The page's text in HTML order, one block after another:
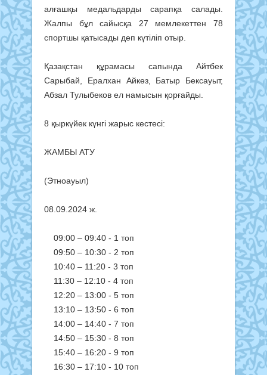
алғашқы медальдарды сарапқа салады.
Жалпы бұл сайысқа 27 мемлекеттен 78
спортшы қатысады деп күтіліп отыр.
Қазақстан құрамасы сапында Айтбек
Сарыбай, Ералхан Айкөз, Батыр Бексауыт,
Абзал Тулыбеков ел намысын қорғайды.
8 қыркүйек күнгі жарыс кестесі:
ЖАМБЫ АТУ
(Этноауыл)
08.09.2024 ж.
09:00 – 09:40 - 1 топ
09:50 – 10:30 - 2 топ
10:40 – 11:20 - 3 топ
11:30 – 12:10 - 4 топ
12:20 – 13:00 - 5 топ
13:10 – 13:50 - 6 топ
14:00 – 14:40 - 7 топ
14:50 – 15:30 - 8 топ
15:40 – 16:20 - 9 топ
16:30 – 17:10 - 10 топ